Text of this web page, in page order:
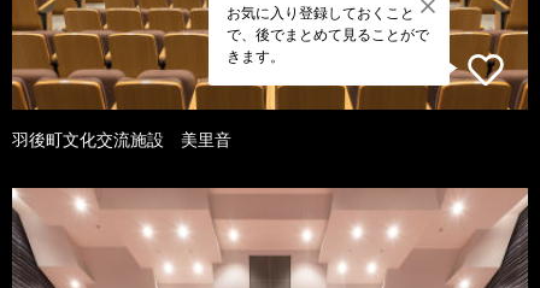
お気に入り登録しておくこと
で、後でまとめて見ることがで
きます。
羽後町文化交流施設 美里音